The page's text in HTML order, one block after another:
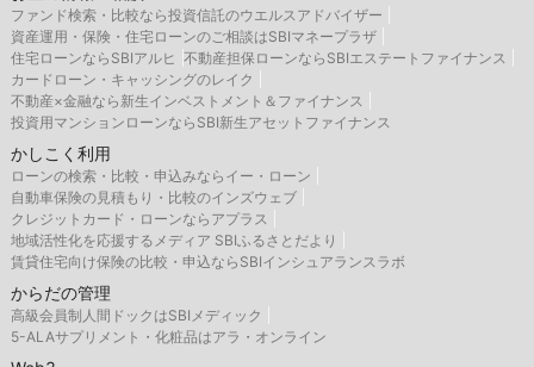
ファンド検索・比較なら投資信託のウエルスアドバイザー
資産運用・保険・住宅ローンのご相談はSBIマネープラザ
住宅ローンならSBIアルヒ 不動産担保ローンならSBIエステートファイナンス
カードローン・キャッシングのレイク
不動産×金融なら新生インベストメント＆ファイナンス
投資用マンションローンならSBI新生アセットファイナンス
かしこく利用
ローンの検索・比較・申込みならイー・ローン
自動車保険の見積もり・比較のインズウェブ
クレジットカード・ローンならアプラス
地域活性化を応援するメディア SBIふるさとだより
賃貸住宅向け保険の比較・申込ならSBIインシュアランスラボ
からだの管理
高級会員制人間ドックはSBIメディック
5-ALAサプリメント・化粧品はアラ・オンライン